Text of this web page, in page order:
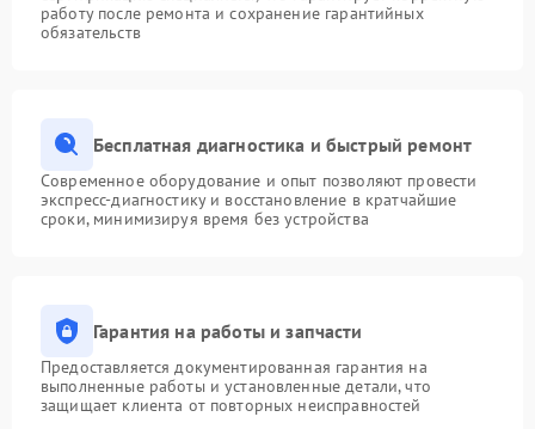
работу после ремонта и сохранение гарантийных
обязательств
Бесплатная диагностика и быстрый ремонт
Современное оборудование и опыт позволяют провести
экспресс-диагностику и восстановление в кратчайшие
сроки, минимизируя время без устройства
Гарантия на работы и запчасти
Предоставляется документированная гарантия на
выполненные работы и установленные детали, что
защищает клиента от повторных неисправностей